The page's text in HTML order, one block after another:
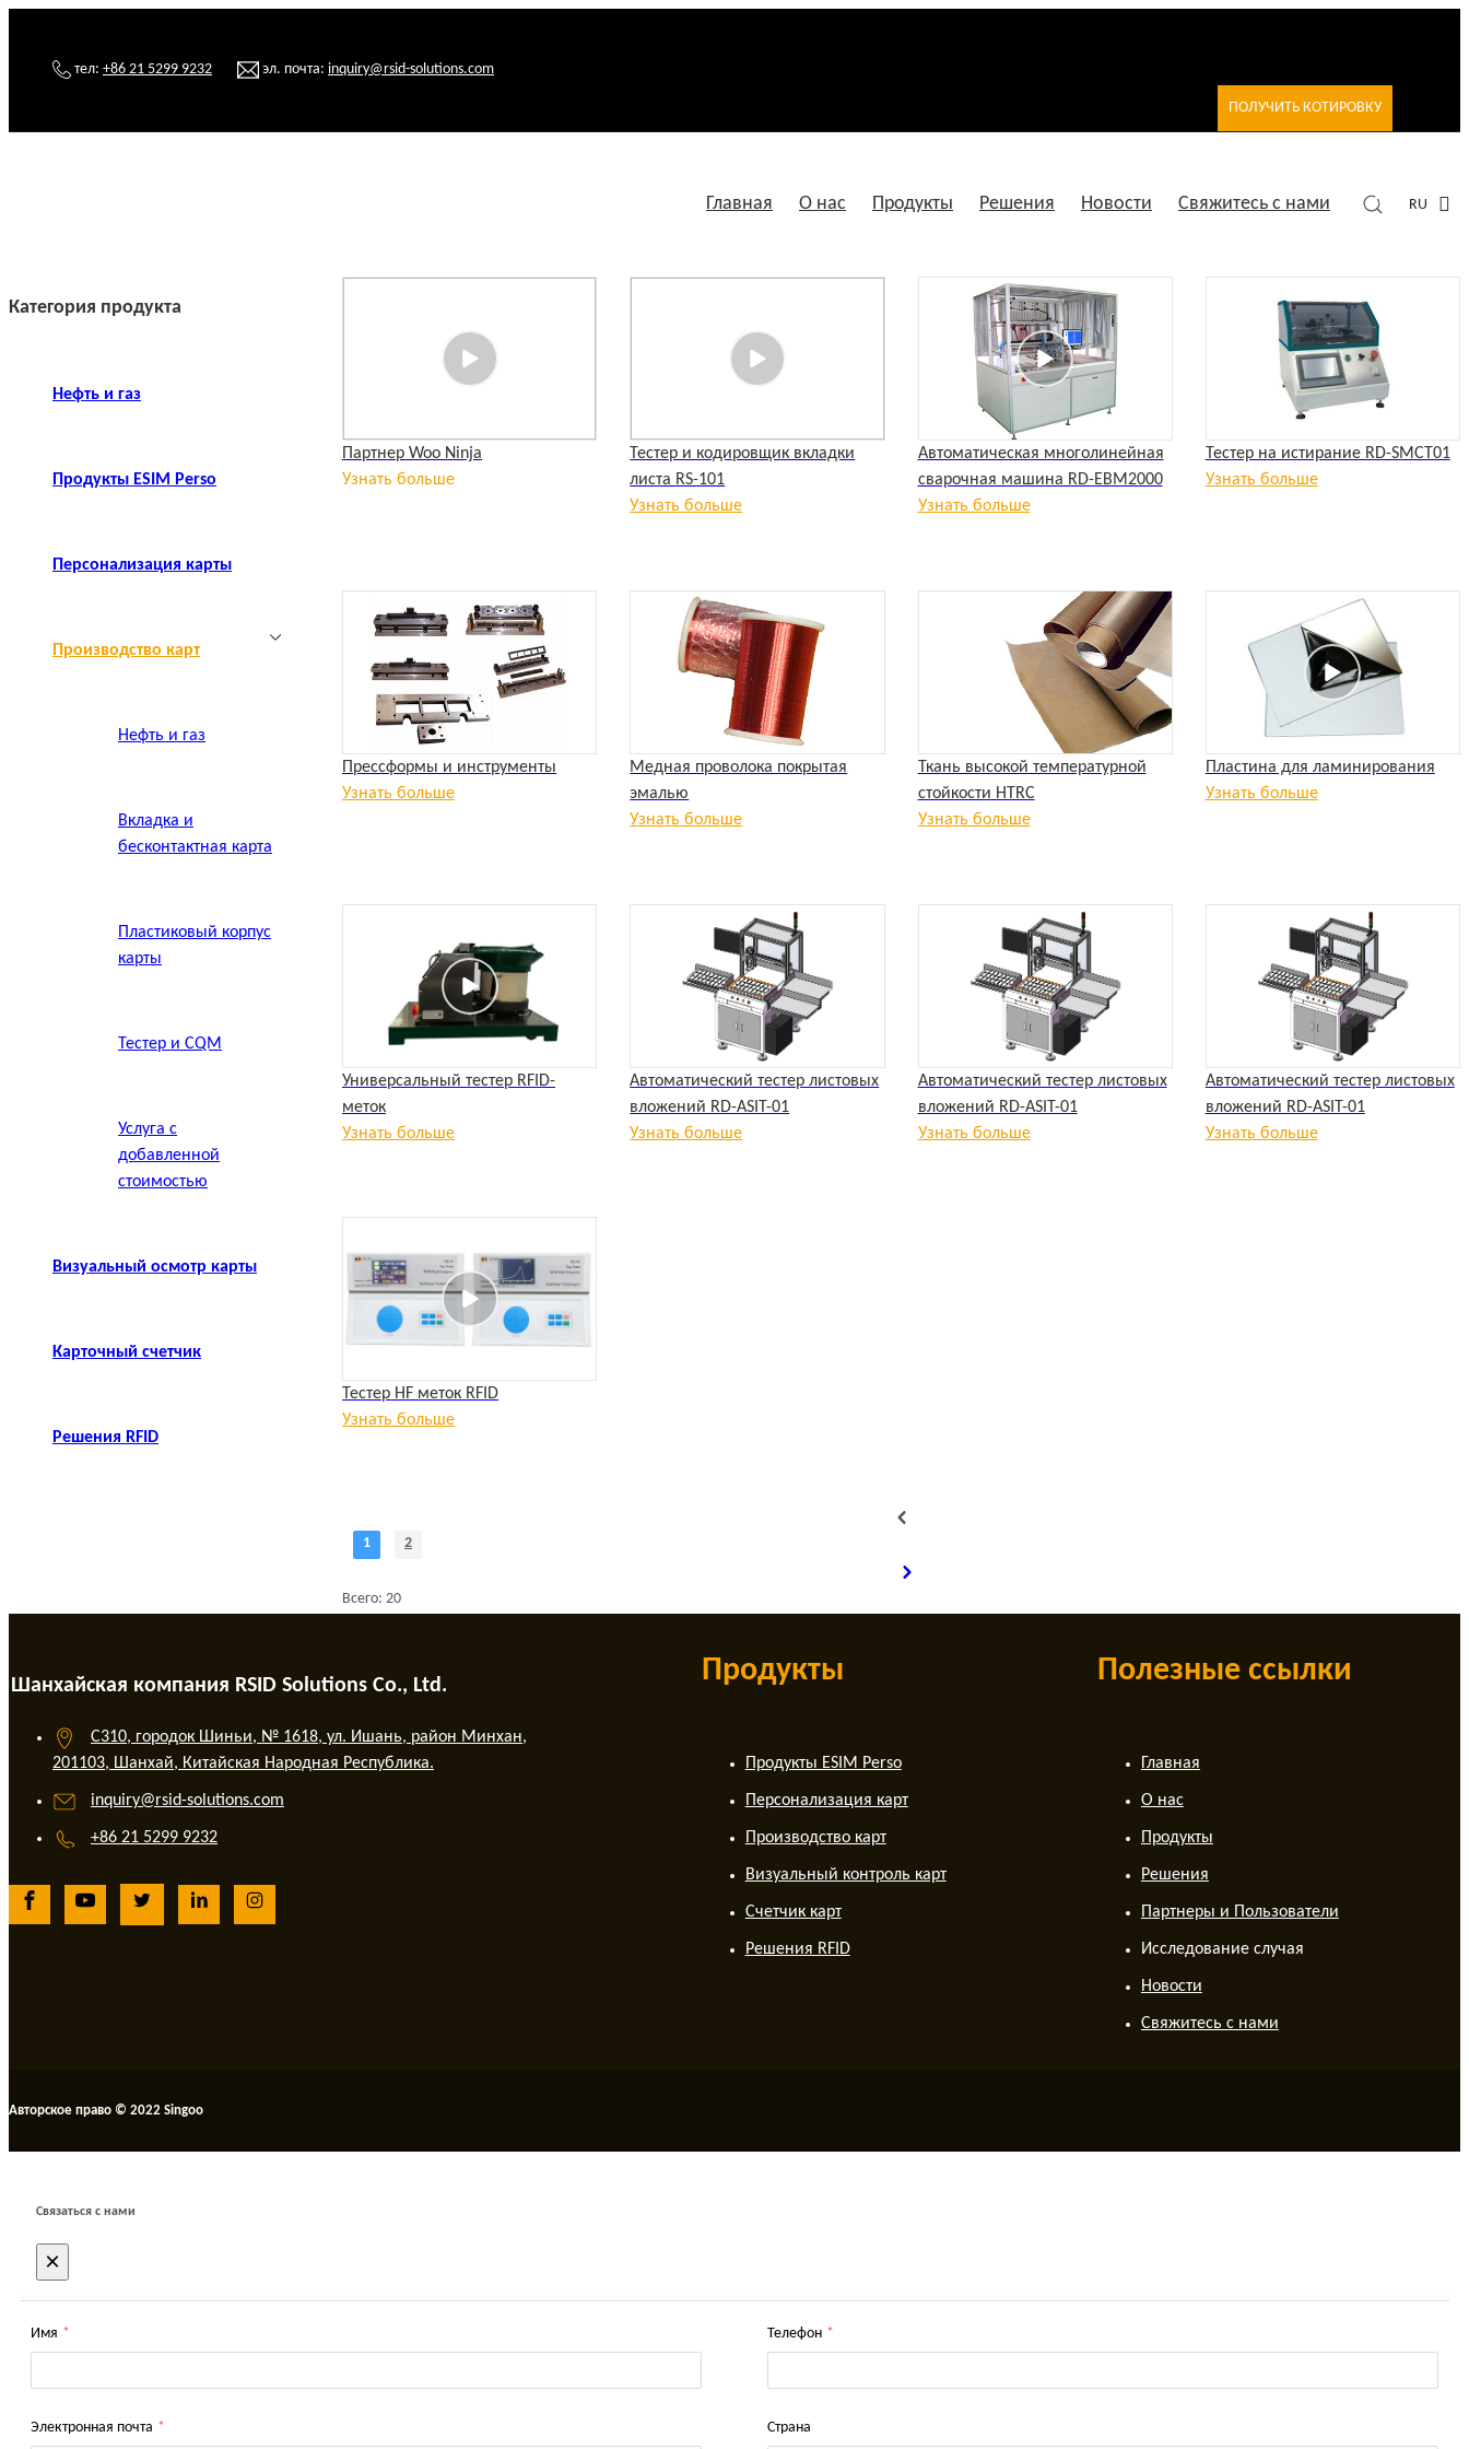
тел: +86 21 5299 9232 эл. почта: inquiry@rsid-solutions.com
ПОЛУЧИТЬ КОТИРОВКУ
Главная О нас Продукты Решения Новости Свяжитесь с нами RU
Категория продукта
Нефть и газ
Продукты ESIM Perso
Персонализация карты
Производство карт
Нефть и газ
Вкладка и
бесконтактная карта
Пластиковый корпус
карты
Тестер и CQM
Услуга с
добавленной
стоимостью
Визуальный осмотр карты
Карточный счетчик
Решения RFID
Партнер Woo Ninja
Узнать больше
Тестер и кодировщик вкладки
листа RS-101
Узнать больше
Автоматическая многолинейная
сварочная машина RD-EBM2000
Узнать больше
Тестер на истирание RD-SMCT01
Узнать больше
Прессформы и инструменты
Узнать больше
Медная проволока покрытая
эмалью
Узнать больше
Ткань высокой температурной
стойкости HTRC
Узнать больше
Пластина для ламинирования
Узнать больше
Универсальный тестер RFID-
меток
Узнать больше
Автоматический тестер листовых
вложений RD-ASIT-01
Узнать больше
Автоматический тестер листовых
вложений RD-ASIT-01
Узнать больше
Автоматический тестер листовых
вложений RD-ASIT-01
Узнать больше
Тестер HF меток RFID
Узнать больше
1 2
Всего: 20
Шанхайская компания RSID Solutions Co., Ltd.
C310, городок Шиньи, № 1618, ул. Ишань, район Минхан,
201103, Шанхай, Китайская Народная Республика.
inquiry@rsid-solutions.com
+86 21 5299 9232
Продукты
Продукты ESIM Perso
Персонализация карт
Производство карт
Визуальный контроль карт
Счетчик карт
Решения RFID
Полезные ссылки
Главная
О нас
Продукты
Решения
Партнеры и Пользователи
Исследование случая
Новости
Свяжитесь с нами
Авторское право © 2022 Singoo
Связаться с нами
×
Имя * Телефон *
Электронная почта * Страна